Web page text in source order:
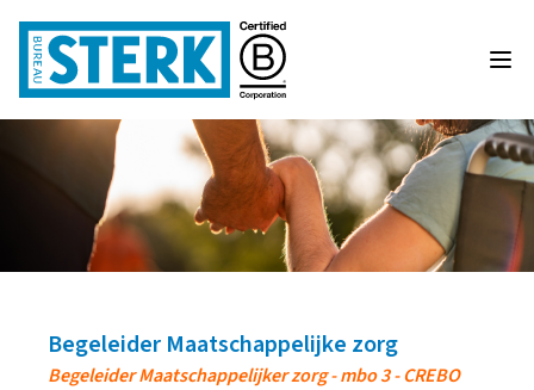
Begeleider Maatschappelijke zorg
Begeleider Maatschappelijker zorg - mbo 3 - CREBO